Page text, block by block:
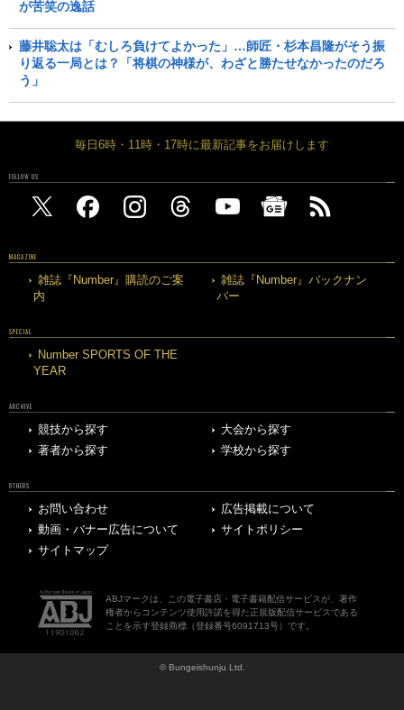
が苦笑の逸話
藤井聡太は「むしろ負けてよかった」…師匠・杉本昌隆がそう振
り返る一局とは？「将棋の神様が、わざと勝たせなかったのだろ
う」
毎日6時・11時・17時に最新記事をお届けします
FOLLOW US
MAGAZINE
雑誌『Number』購読のご案
内
雑誌『Number』バックナン
バー
SPECIAL
Number SPORTS OF THE
YEAR
ARCHIVE
競技から探す
大会から探す
著者から探す
学校から探す
OTHERS
お問い合わせ
広告掲載について
動画・バナー広告について
サイトポリシー
サイトマップ
ABJマークは、この電子書店・電子書籍配信サービスが、著作
権者からコンテンツ使用許諾を得た正規版配信サービスである
ことを示す登録商標（登録番号6091713号）です。
© Bungeishunju Ltd.